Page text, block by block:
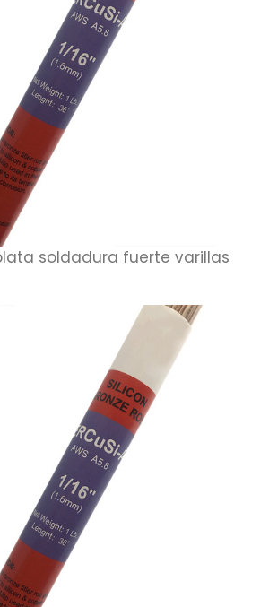
soldadura fuerte varillas